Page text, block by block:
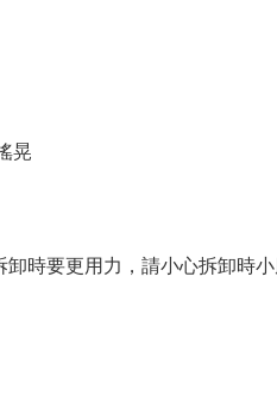
晃
時要更用力，請小心拆卸時